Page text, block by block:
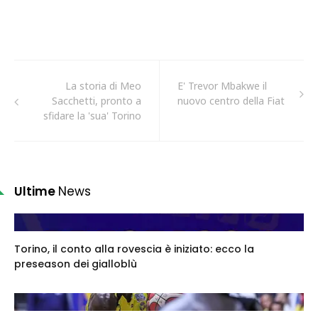
La storia di Meo
Sacchetti, pronto a
sfidare la 'sua' Torino
E' Trevor Mbakwe il
nuovo centro della Fiat
Ultime News
Torino, il conto alla rovescia è iniziato: ecco la
preseason dei gialloblù